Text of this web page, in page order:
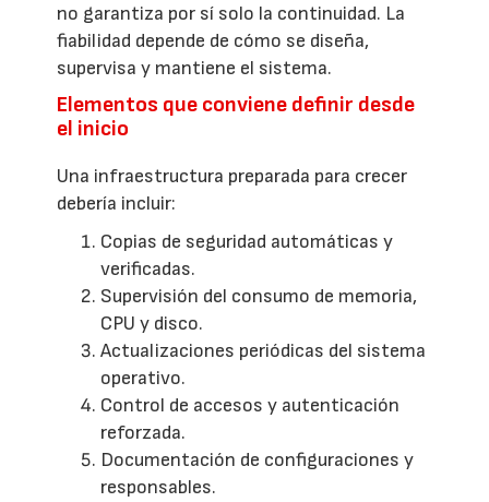
no garantiza por sí solo la continuidad. La
fiabilidad depende de cómo se diseña,
supervisa y mantiene el sistema.
Elementos que conviene definir desde
el inicio
Una infraestructura preparada para crecer
debería incluir:
Copias de seguridad automáticas y
verificadas.
Supervisión del consumo de memoria,
CPU y disco.
Actualizaciones periódicas del sistema
operativo.
Control de accesos y autenticación
reforzada.
Documentación de configuraciones y
responsables.